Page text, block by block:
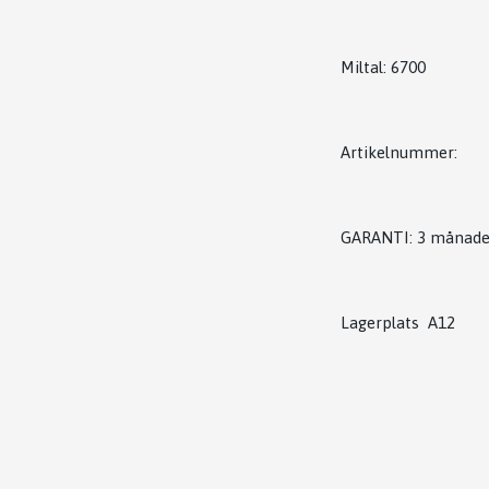
Miltal: 6700
Artikelnummer:
GARANTI: 3
Lagerplats A12